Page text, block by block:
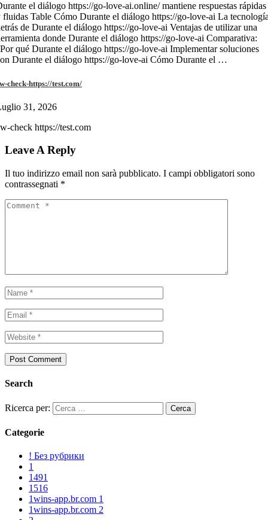
el diálogo https://go-love-ai.online/ mantiene respuestas rápidas
fluidas Table Cómo Durante el diálogo https://go-love-ai La
de Durante el diálogo https://go-love-ai Ventajas de utilizar una
donde Durante el diálogo https://go-love-ai Comparativa:
qué Durante el diálogo https://go-love-ai Implementar soluciones
Durante el diálogo https://go-love-ai Cómo Durante el …
check-https://test.com/
31, 2026
check https://test.com
Leave A Reply
Il tuo indirizzo email non sarà pubblicato. I campi obbligatori sono
contrassegnati *
Search
Ricerca per:
Categorie
! Без рубрики
1
1491
1516
1wins-app.br.com 1
1wins-app.br.com 2